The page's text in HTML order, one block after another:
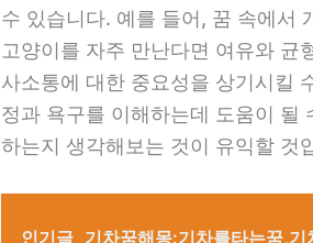
수 있습니다. 예를 들어, 꿈 속에서
고양이를 자주 만난다면 여유와 균
사소통에 대한 중요성을 상기시킬
정과 욕구를 이해하는데 도움이 될
하는지 생각해보는 것이 유익할 것
인기글 기차꿈해몽:기차를타는꿈,